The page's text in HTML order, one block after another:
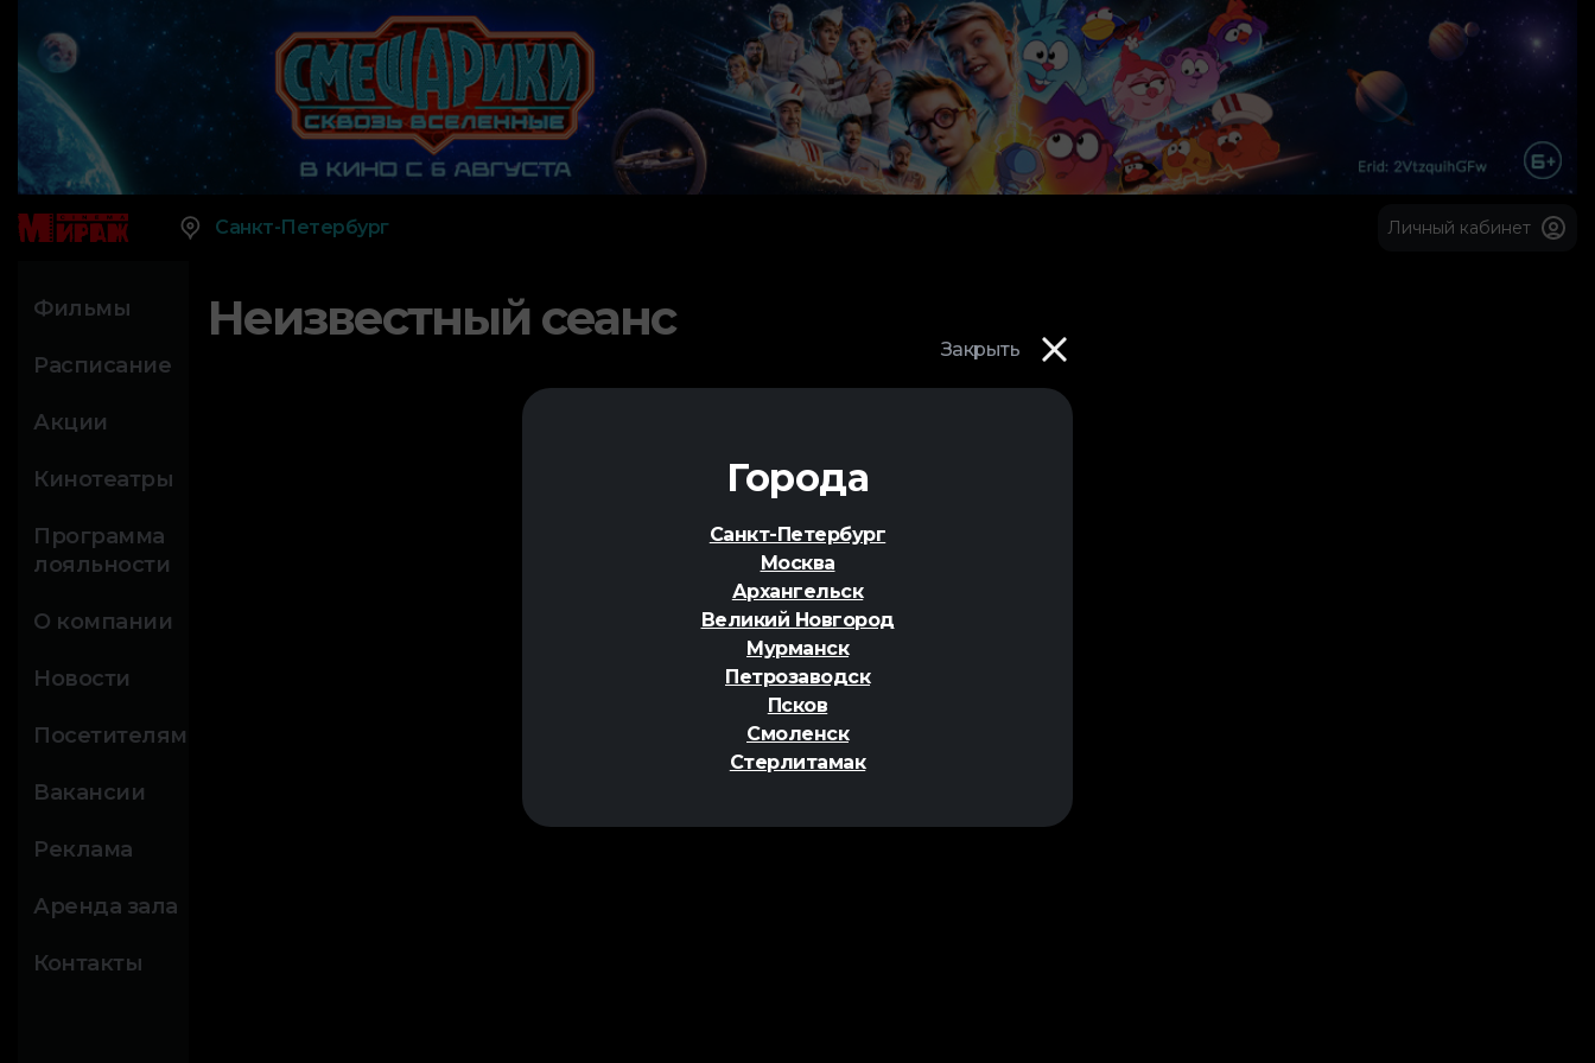
Закрыть
Города
Санкт-Петербург
Москва
Архангельск
Великий Новгород
Мурманск
Петрозаводск
Псков
Смоленск
Стерлитамак
Санкт-Петербург Личный кабинет
Фильмы
Расписание
Акции
Кинотеатры
Программа
лояльности
О компании
Новости
Посетителям
Вакансии
Реклама
Аренда зала
Контакты
Неизвестный сеанс